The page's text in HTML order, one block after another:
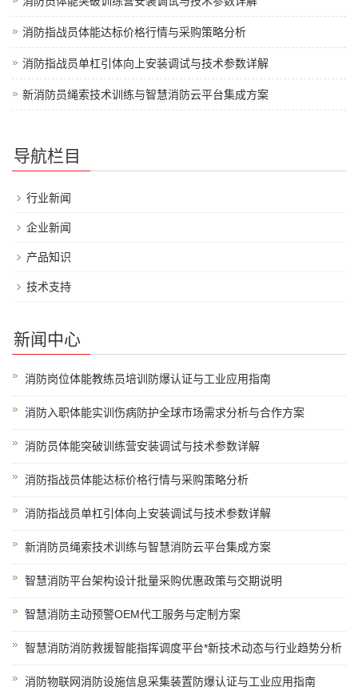
消防指战员体能达标价格行情与采购策略分析
消防指战员单杠引体向上安装调试与技术参数详解
新消防员绳索技术训练与智慧消防云平台集成方案
导航栏目
行业新闻
企业新闻
产品知识
技术支持
新闻中心
消防岗位体能教练员培训防爆认证与工业应用指南
消防入职体能实训伤病防护全球市场需求分析与合作方案
消防员体能突破训练营安装调试与技术参数详解
消防指战员体能达标价格行情与采购策略分析
消防指战员单杠引体向上安装调试与技术参数详解
新消防员绳索技术训练与智慧消防云平台集成方案
智慧消防平台架构设计批量采购优惠政策与交期说明
智慧消防主动预警OEM代工服务与定制方案
智慧消防消防救援智能指挥调度平台*新技术动态与行业趋势分析
消防物联网消防设施信息采集装置防爆认证与工业应用指南